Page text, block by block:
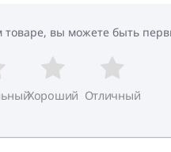
товаре, вы можете быть
Хороший Отличный